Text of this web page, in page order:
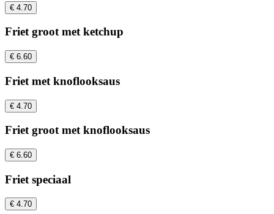
€ 4.70
Friet groot met ketchup
€ 6.60
Friet met knoflooksaus
€ 4.70
Friet groot met knoflooksaus
€ 6.60
Friet speciaal
€ 4.70